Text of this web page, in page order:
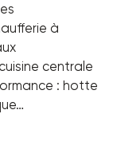
à
centrale
: hotte